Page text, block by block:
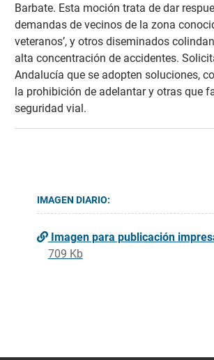
Barbate. Esta moción trata de dar
demandas de vecinos de la zona
veteranos’, y otros diseminados
alta concentración de accidentes.
Andalucía que se adopten soluciones,
la prohibición de adelantar y otras que
seguridad vial.
IMAGEN DIARIO:
Imagen para publicación
709 Kb